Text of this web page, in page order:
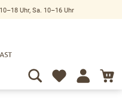
Uhr, Sa. 10–16 Uhr